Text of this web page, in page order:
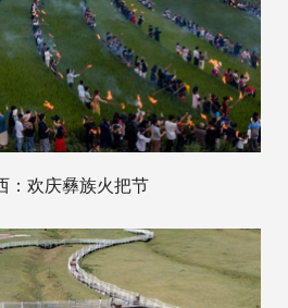
：欢庆彝族火把节